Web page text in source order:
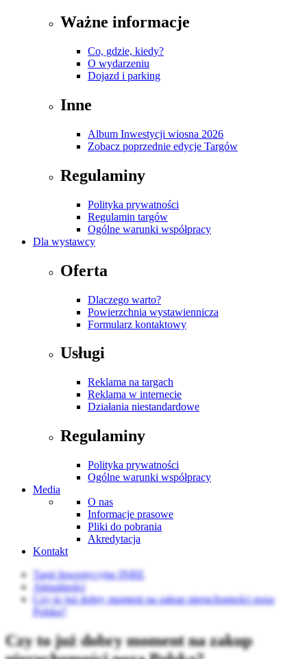
Ważne informacje
Co, gdzie, kiedy?
O wydarzeniu
Dojazd i parking
Inne
Album Inwestycji wiosna 2026
Zobacz poprzednie edycje Targów
Regulaminy
Polityka prywatności
Regulamin targów
Ogólne warunki współpracy
Dla wystawcy
Oferta
Dlaczego warto?
Powierzchnia wystawiennicza
Formularz kontaktowy
Usługi
Reklama na targach
Reklama w internecie
Działania niestandardowe
Regulaminy
Polityka prywatności
Ogólne warunki współpracy
Media
O nas
Informacje prasowe
Pliki do pobrania
Akredytacja
Kontakt
Targi Inwestycyjne INRE
Aktualności
Czy to już dobry moment na zakup nieruchomości poza
Polską?
Czy to już dobry moment na zakup